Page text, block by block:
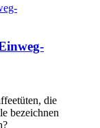
die
bezeichnen